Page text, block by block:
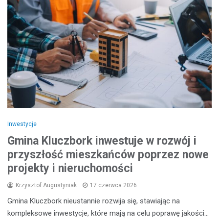
Inwestycje
Gmina Kluczbork inwestuje w rozwój i
przyszłość mieszkańców poprzez nowe
projekty i nieruchomości
Krzysztof Augustyniak 17 czerwca 2026
Gmina Kluczbork nieustannie rozwija się, stawiając na
kompleksowe inwestycje, które mają na celu poprawę jakości…